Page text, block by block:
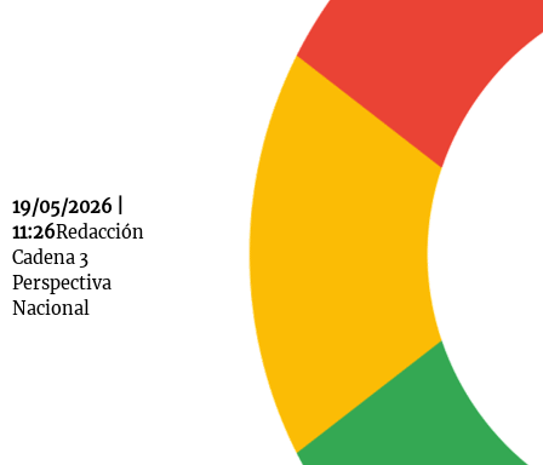
19/05/2026 |
11:26Redacción
Cadena 3
Perspectiva
Nacional
Mundial 2026
La Sole en
Cadena 3